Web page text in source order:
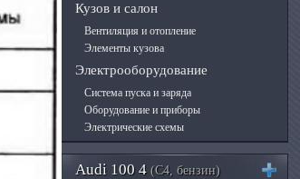
Кузов и салон
Вентиляция и отопление
Элементы кузова
Электрооборудование
Система пуска и заряда
Оборудование и приборы
Электрические схемы
Audi 100 4 (C4, бензин)